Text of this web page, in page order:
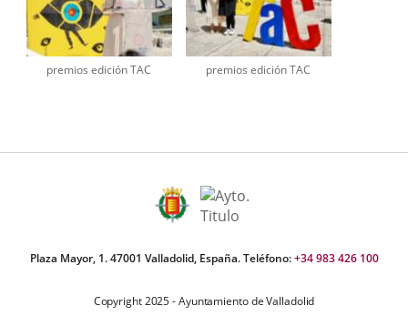
premios edición TAC premios edición TAC
Plaza Mayor, 1. 47001 Valladolid, España. Teléfono:+34 983 426 100
Copyright 2025 - Ayuntamiento de Valladolid